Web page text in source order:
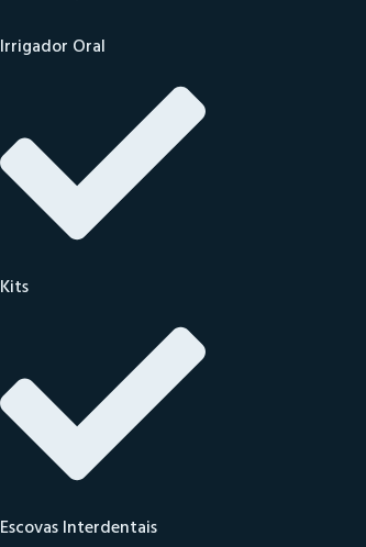
Irrigador Oral
Kits
Escovas Interdentais